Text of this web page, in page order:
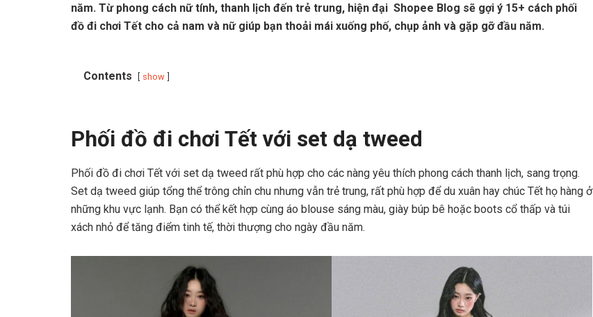
năm. Từ phong cách nữ tính, thanh lịch đến trẻ trung, hiện đại Shopee Blog sẽ gợi ý 15+ cách phối
đồ đi chơi Tết cho cả nam và nữ giúp bạn thoải mái xuống phố, chụp ảnh và gặp gỡ đầu năm.
Contents show
Phối đồ đi chơi Tết với set dạ tweed
Phối đồ đi chơi Tết với set dạ tweed rất phù hợp cho các nàng yêu thích phong cách thanh lịch, sang trọng.
Set dạ tweed giúp tổng thể trông chỉn chu nhưng vẫn trẻ trung, rất phù hợp để du xuân hay chúc Tết họ hàng ở
những khu vực lạnh. Bạn có thể kết hợp cùng áo blouse sáng màu, giày búp bê hoặc boots cổ thấp và túi
xách nhỏ để tăng điểm tinh tế, thời thượng cho ngày đầu năm.